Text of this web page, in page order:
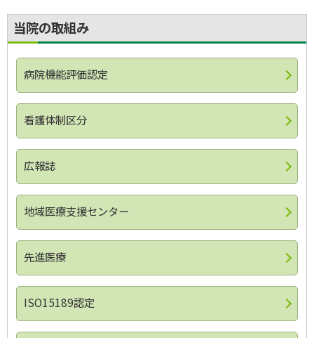
ト
ッ
プ
戻
る
当院の取組み
病院機能評価認定
看護体制区分
広報誌
地域医療支援センター
先進医療
ISO15189認定